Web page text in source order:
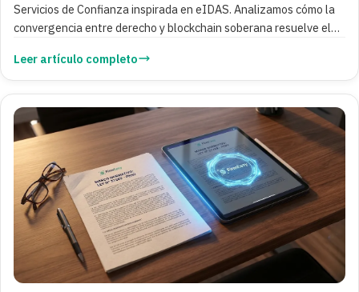
Servicios de Confianza inspirada en eIDAS. Analizamos cómo la
convergencia entre derecho y blockchain soberana resuelve el
Leer artículo completo